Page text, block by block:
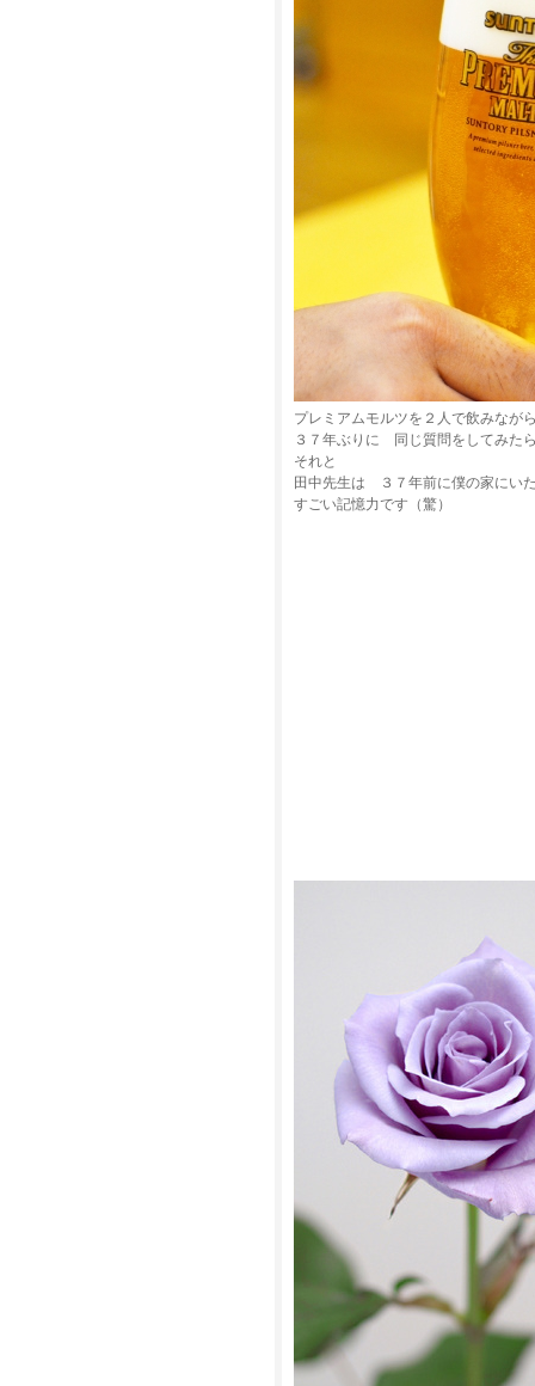
プレミアムモルツを２人で飲みなが
３７年ぶりに 同じ質問をしてみ
それと
田中先生は ３７年前に僕の家にい
すごい記憶力です（驚）